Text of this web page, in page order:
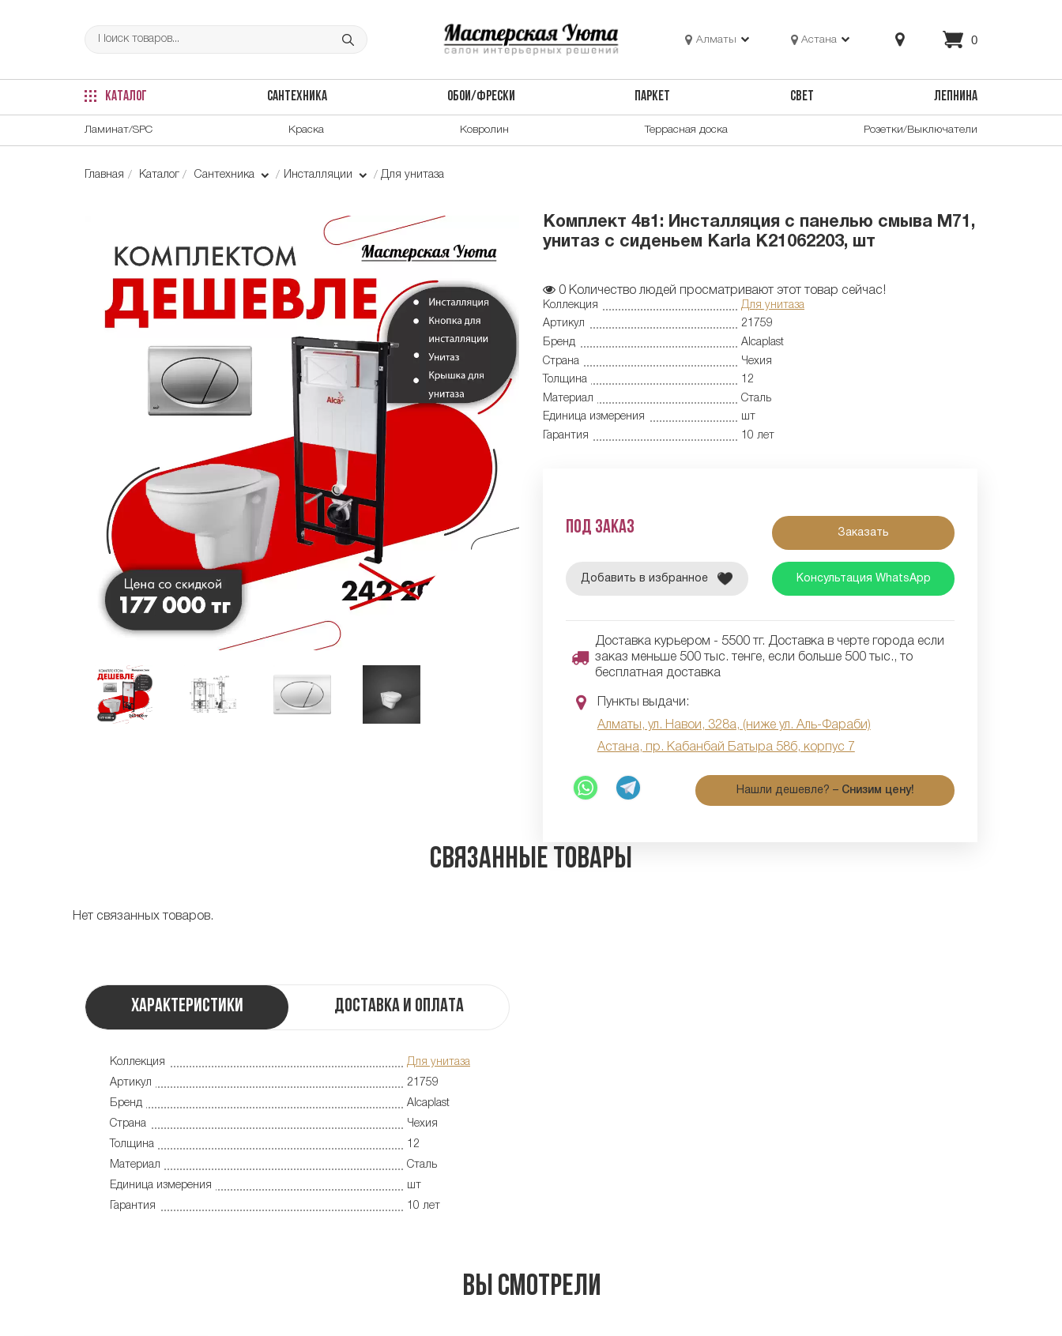
Алматы Астана 0
КАТАЛОГ САНТЕХНИКА ОБОИ/ФРЕСКИ ПАРКЕТ СВЕТ ЛЕПНИНА
Ламинат/SPC Краска Ковролин Террасная доска Розетки/Выключатели
Главная Каталог Сантехника Инсталляции Для унитаза
Комплект 4в1: Инсталляция с панелью смыва M71,
унитаз с сиденьем Karla K21062203, шт
0 Количество людей просматривают этот товар сейчас!
Коллекция
Для унитаза
Артикул
21759
Бренд
Alcaplast
Страна
Чехия
Толщина
12
Материал
Сталь
Единица измерения
шт
Гарантия
10 лет
Под заказ Заказать
Добавить в избранное Консультация WhatsApp
Доставка курьером - 5500 тг. Доставка в черте города если
заказ меньше 500 тыс. тенге, если больше 500 тыс., то
бесплатная доставка
Пункты выдачи:
Алматы, ул. Навои, 328а, (ниже ул. Аль-Фараби)
Астана, пр. Кабанбай Батыра 58б, корпус 7
Нашли дешевле? – Снизим цену!
Связанные товары
Нет связанных товаров.
Характеристики Доставка и оплата
Коллекция
Для унитаза
Артикул
21759
Бренд
Alcaplast
Страна
Чехия
Толщина
12
Материал
Сталь
Единица измерения
шт
Гарантия
10 лет
Вы смотрели